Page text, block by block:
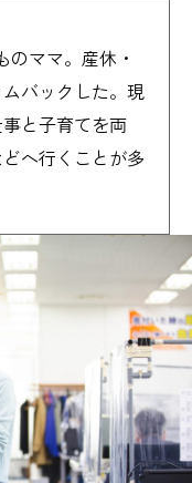
のママ。産休・
バックした。現
と子育てを両
へ行くことが多